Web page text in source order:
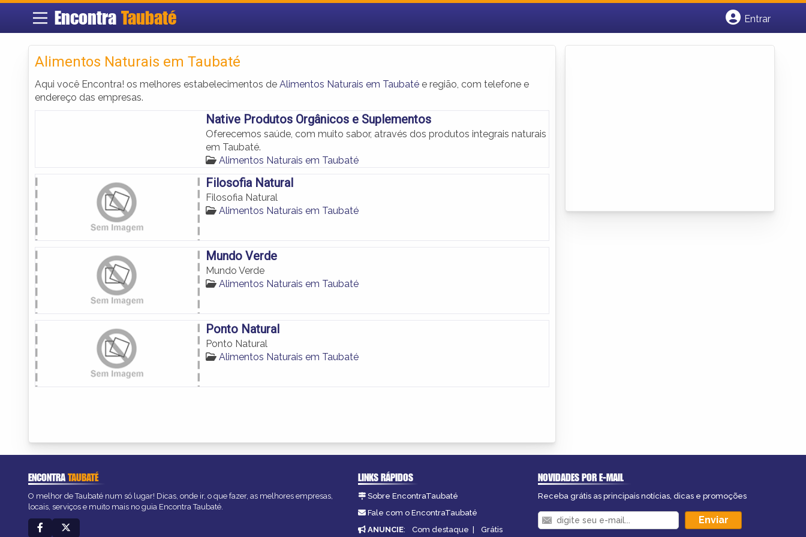
Encontra Taubaté
Entrar
Alimentos Naturais em Taubaté
Aqui você Encontra! os melhores estabelecimentos de Alimentos Naturais em Taubaté e região, com telefone e
endereço das empresas.
Native Produtos Orgânicos e Suplementos
Oferecemos saúde, com muito sabor, através dos produtos integrais naturais
em Taubaté.
Alimentos Naturais em Taubaté
Filosofia Natural
Filosofia Natural
Alimentos Naturais em Taubaté
Mundo Verde
Mundo Verde
Alimentos Naturais em Taubaté
Ponto Natural
Ponto Natural
Alimentos Naturais em Taubaté
ENCONTRATAUBATÉ
O melhor de Taubaté num só lugar! Dicas, onde ir, o que fazer, as melhores empresas,
locais, serviços e muito mais no guia Encontra Taubaté.
LINKS RÁPIDOS
Sobre EncontraTaubaté
Fale com o EncontraTaubaté
ANUNCIE: Com destaque | Grátis
NOVIDADES POR E-MAIL
Receba grátis as principais notícias, dicas e promoções